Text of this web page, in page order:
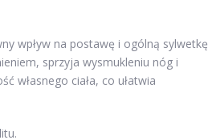
wpływ na postawę i ogólną sylwetkę
sprzyja wysmukleniu nóg i
własnego ciała, co ułatwia